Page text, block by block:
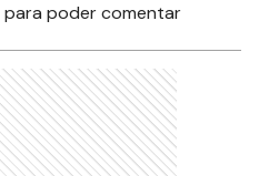
para poder comentar